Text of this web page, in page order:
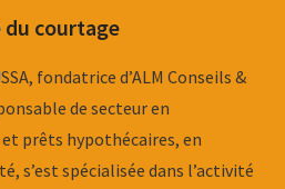
courtage
fondatrice d’ALM Conseils &
de secteur en
prêts hypothécaires, en
s’est spécialisée dans l’activité